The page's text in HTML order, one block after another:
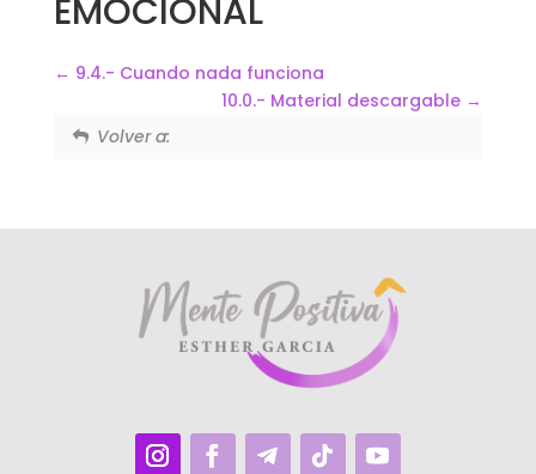
EMOCIONAL
9.4.- Cuando nada funciona
10.0.- Material descargable
Volver a: